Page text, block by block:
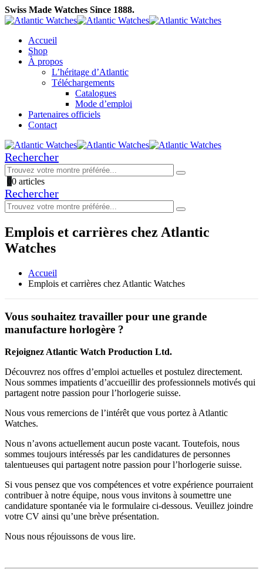
Swiss Made Watches Since 1888.
Accueil
Shop
À propos
L’héritage d’Atlantic
Téléchargements
Catalogues
Mode d’emploi
Partenaires officiels
Contact
Rechercher
00 articles
Rechercher
Emplois et carrières chez Atlantic
Watches
Accueil
Emplois et carrières chez Atlantic Watches
Vous souhaitez travailler pour une grande
manufacture horlogère ?
Rejoignez Atlantic Watch Production Ltd.
Découvrez nos offres d’emploi actuelles et postulez directement.
Nous sommes impatients d’accueillir des professionnels motivés qui
partagent notre passion pour l’horlogerie suisse.
Nous vous remercions de l’intérêt que vous portez à Atlantic
Watches.
Nous n’avons actuellement aucun poste vacant. Toutefois, nous
sommes toujours intéressés par les candidatures de personnes
talentueuses qui partagent notre passion pour l’horlogerie suisse.
Si vous pensez que vos compétences et votre expérience pourraient
contribuer à notre équipe, nous vous invitons à soumettre une
candidature spontanée via le formulaire ci-dessous. Veuillez joindre
votre CV ainsi qu’une brève présentation.
Nous nous réjouissons de vous lire.